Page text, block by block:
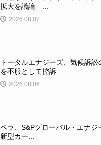
拡大を議論 ...
2026.08.07
トータルエナジーズ、気候訴
を不服として控訴
2026.08.06
ベラ、S&Pグローバル・エナジ
新型カー...